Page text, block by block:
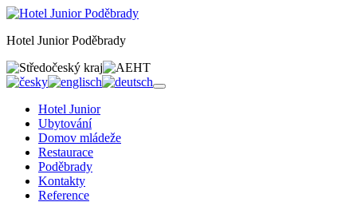
Hotel Junior Poděbrady
Hotel Junior
Ubytování
Domov mládeže
Restaurace
Poděbrady
Kontakty
Reference